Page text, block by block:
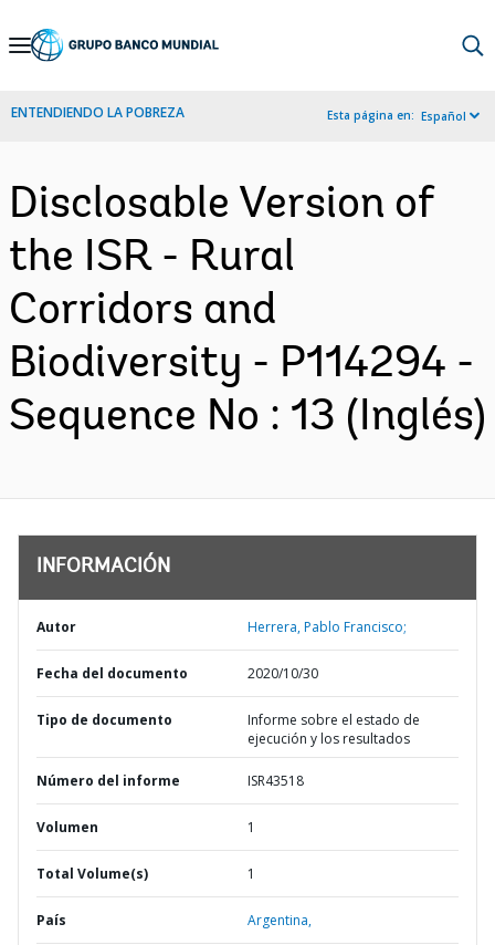
Skip
Navigation
ENTENDIENDO LA POBREZA Esta página en: Español
Disclosable Version of
the ISR - Rural
Corridors and
Biodiversity - P114294 -
Sequence No : 13 (Inglés)
INFORMACIÓN
Autor Herrera, Pablo Francisco;
Fecha del documento 2020/10/30
Tipo de documento
Informe sobre el estado de
ejecución y los resultados
Número del informe ISR43518
Volumen 1
Total Volume(s) 1
País Argentina,